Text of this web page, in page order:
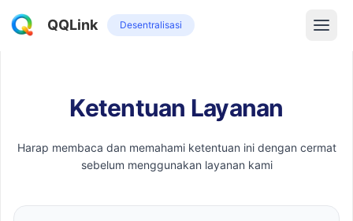
QQLink Desentralisasi
Ketentuan Layanan
Harap membaca dan memahami ketentuan ini dengan cermat
sebelum menggunakan layanan kami